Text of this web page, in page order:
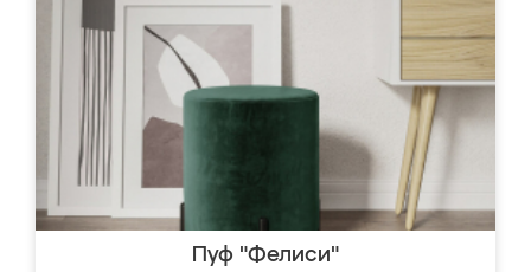
Пуф "Фелиси"